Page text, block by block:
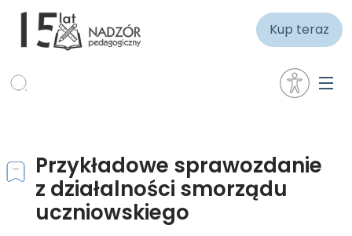
Kup teraz
Przykładowe sprawozdanie
z działalności smorządu
uczniowskiego